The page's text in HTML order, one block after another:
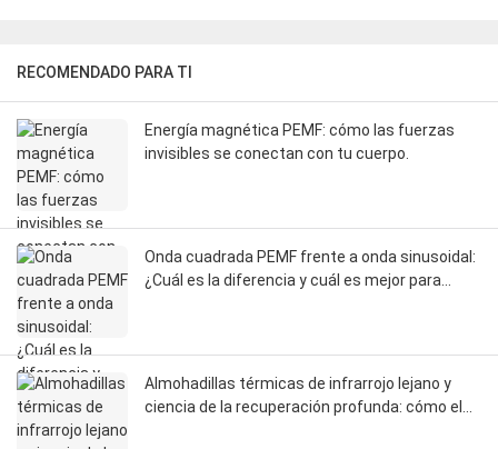
RECOMENDADO PARA TI
Energía magnética PEMF: cómo las fuerzas
invisibles se conectan con tu cuerpo.
Onda cuadrada PEMF frente a onda sinusoidal:
¿Cuál es la diferencia y cuál es mejor para
Almohadillas térmicas de infrarrojo lejano y
ciencia de la recuperación profunda: cómo el